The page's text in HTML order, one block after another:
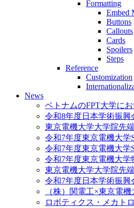
Formatting
Embed
Buttons
Callouts
Cards
Spoilers
Steps
Reference
Customization
News
ベトナムのFPT大学に
令和8年度日本学術振興
東京電機大学大学院先
令和7年度東京電機大学
令和7年度東京電機大学
令和7年度東京電機大
東京電機大学大学院先
令和7年度日本学術振興
（株）関電工×東京電
ロボティクス・メカト